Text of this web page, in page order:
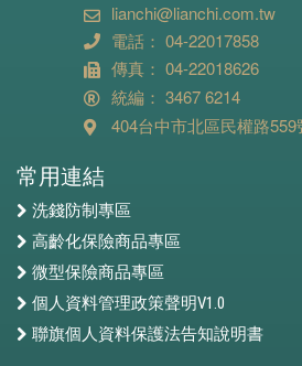
lianchi@lianchi.com.tw
電話： 04-22017858
傳真： 04-22018626
統編： 3467 6214
404台中市北區民權路559
常用連結
洗錢防制專區
高齡化保險商品專區
微型保險商品專區
個人資料管理政策聲明V1.0
聯旗個人資料保護法告知說明書